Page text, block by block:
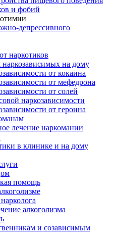
и фобий
депрессивного
наркотиков
наркозависимых на дому
от кокаина
от мефедрона
от солей
наркозависимости
от героина
лечение наркомании
в клинике и на дому
помощь
алкоголизма
и созависимым